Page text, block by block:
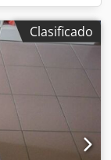
Clasificado